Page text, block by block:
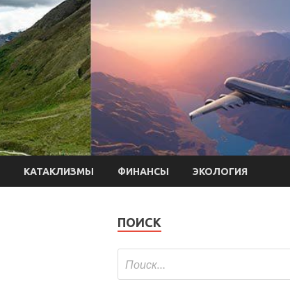
КАТАКЛИЗМЫ ФИНАНСЫ ЭКОЛОГИЯ
ПОИСК